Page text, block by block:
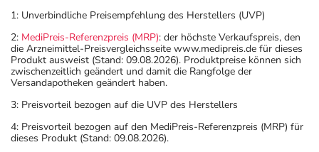
1: Unverbindliche Preisempfehlung des Herstellers (UVP)
2: MediPreis-Referenzpreis (MRP): der höchste Verkaufspreis, den
die Arzneimittel-Preisvergleichsseite www.medipreis.de für dieses
Produkt ausweist (Stand: 09.08.2026). Produktpreise können sich
zwischenzeitlich geändert und damit die Rangfolge der
Versandapotheken geändert haben.
3: Preisvorteil bezogen auf die UVP des Herstellers
4: Preisvorteil bezogen auf den MediPreis-Referenzpreis (MRP) für
dieses Produkt (Stand: 09.08.2026).